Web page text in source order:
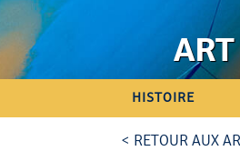
ART
HISTOIRE
< RETOUR AUX